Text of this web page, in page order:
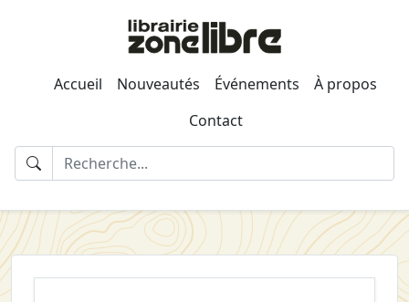
Accueil Nouveautés Événements
À propos
Contact